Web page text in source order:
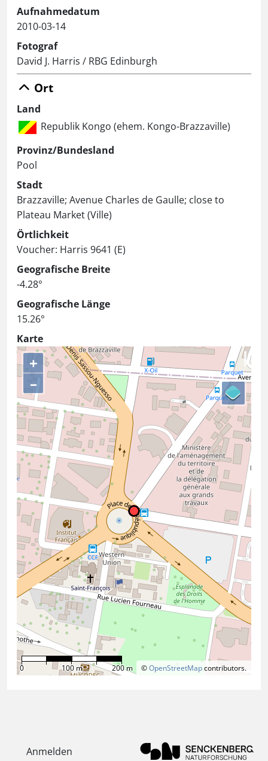
Aufnahmedatum
2010-03-14
Fotograf
David J. Harris / RBG Edinburgh
Ort
Land
Republik Kongo (ehem. Kongo-Brazzaville)
Provinz/Bundesland
Pool
Stadt
Brazzaville; Avenue Charles de Gaulle; close to
Plateau Market (Ville)
Örtlichkeit
Voucher: Harris 9641 (E)
Geografische Breite
-4.28°
Geografische Länge
15.26°
Karte
+
–
©OpenStreetMapcontributors.
0 100 m 200 m
Anmelden